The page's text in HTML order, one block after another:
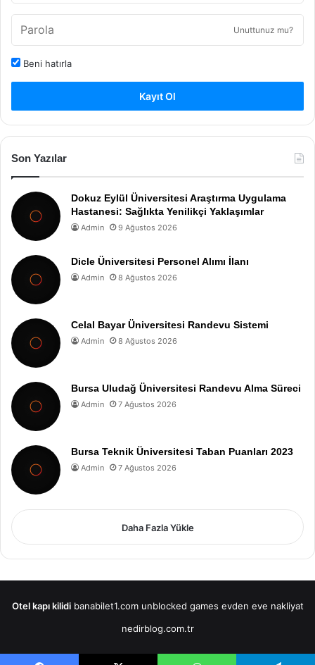
Unuttunuz mu?
Beni hatırla
Kayıt Ol
Son Yazılar
Dokuz Eylül Üniversitesi Araştırma Uygulama
Hastanesi: Sağlıkta Yenilikçi Yaklaşımlar
Admin 9 Ağustos 2026
Dicle Üniversitesi Personel Alımı İlanı
Admin 8 Ağustos 2026
Celal Bayar Üniversitesi Randevu Sistemi
Admin 8 Ağustos 2026
Bursa Uludağ Üniversitesi Randevu Alma Süreci
Admin 7 Ağustos 2026
Bursa Teknik Üniversitesi Taban Puanları 2023
Admin 7 Ağustos 2026
Daha Fazla Yükle
Otel kapı kilidi banabilet1.com unblocked games evden eve nakliyat
nedirblog.com.tr